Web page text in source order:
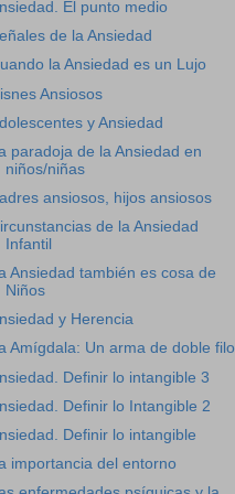
El punto medio
de la Ansiedad
la Ansiedad es un Lujo
Ansiosos
y Ansiedad
paradoja de la Ansiedad en
niños/niñas
ansiosos, hijos ansiosos
de la Ansiedad
Infantil
Ansiedad también es cosa de
Niños
y Herencia
Amígdala: Un arma de doble filo
Definir lo intangible 3
Definir lo Intangible 2
Definir lo intangible
importancia del entorno